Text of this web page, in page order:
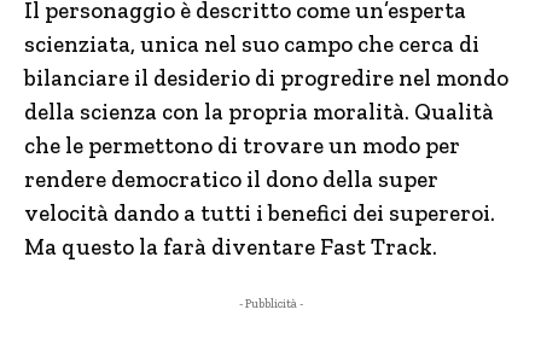
Il personaggio è descritto come un’esperta
scienziata, unica nel suo campo che cerca di
bilanciare il desiderio di progredire nel mondo
della scienza con la propria moralità. Qualità
che le permettono di trovare un modo per
rendere democratico il dono della super
velocità dando a tutti i benefici dei supereroi.
Ma questo la farà diventare Fast Track.
- Pubblicità -